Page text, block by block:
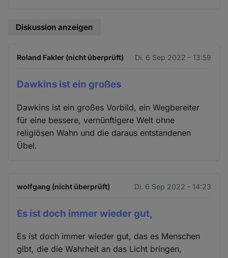
Diskussion anzeigen
Roland Fakler (nicht überprüft) Di. 6 Sep 2022 - 13:59
Dawkins ist ein großes
Dawkins ist ein großes Vorbild, ein Wegbereiter
für eine bessere, vernünftigere Welt ohne
religiösen Wahn und die daraus entstandenen
Übel.
wolfgang (nicht überprüft) Di. 6 Sep 2022 - 14:23
Es ist doch immer wieder gut,
Es ist doch immer wieder gut, das es Menschen
gibt, die die Wahrheit an das Licht bringen,